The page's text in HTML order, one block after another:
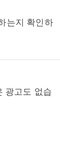
는지 확인하
광고도 없습